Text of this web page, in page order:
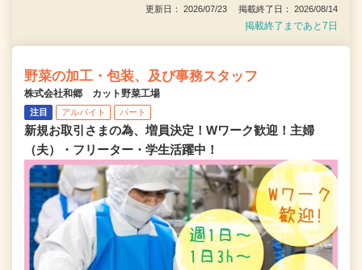
更新日： 2026/07/23 掲載終了日： 2026/08/14
掲載終了まであと7日
野菜の加工・包装、及び事務スタッフ
株式会社和郷 カット野菜工場
注目 アルバイト パート
新規お取引さまの為、増員決定！Wワーク歓迎！主婦
（夫）・フリーター・学生活躍中！